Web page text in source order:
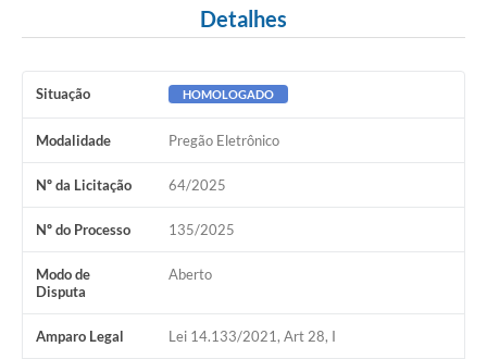
A Prefeitura
Galeria de Fotos
Contratos
Audiências Públicas
Arquivos para Download
Contas Públicas
Detalhes
Situação HOMOLOGADO
Modalidade Pregão Eletrônico
Nº da Licitação 64/2025
Nº do Processo 135/2025
Modo de
Disputa
Aberto
Amparo Legal Lei 14.133/2021, Art 28, I